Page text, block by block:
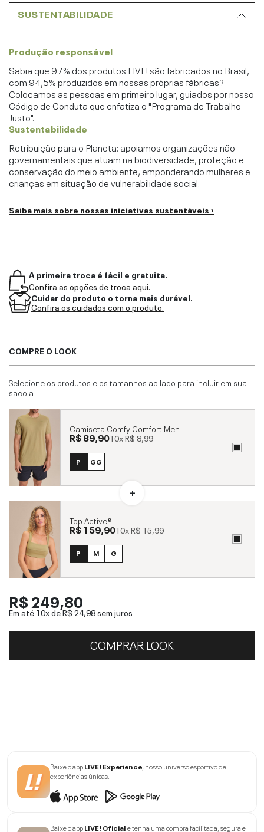
SUSTENTABILIDADE
Produção responsável
Sabia que 97% dos produtos LIVE! são fabricados no Brasil,
com 94,5% produzidos em nossas próprias fábricas?
Colocamos as pessoas em primeiro lugar, guiados por nosso
Código de Conduta que enfatiza o "Programa de Trabalho
Justo".
Sustentabilidade
Retribuição para o Planeta: apoiamos organizações não
governamentais que atuam na biodiversidade, proteção e
conservação do meio ambiente, emponderando mulheres e
crianças em situação de vulnerabilidade social.
Saiba mais sobre nossas iniciativas sustentáveis ›
A primeira troca é fácil e gratuita.
Confira as opções de troca aqui.
Cuidar do produto o torna mais durável.
Confira os cuidados com o produto.
COMPRE O LOOK
Selecione os produtos e os tamanhos ao lado para incluir em sua
sacola.
Camiseta Comfy Comfort Men
R$ 89,9010xR$ 8,99
P GG
Top Active®
R$ 159,9010xR$ 15,99
P M G
R$ 249,80
Em até 10x deR$ 24,98sem juros
COMPRAR LOOK
Baixe o appLIVE! Experience , nosso universo esportivo de
experiências únicas.
Baixe o appLIVE! Oficiale tenha uma compra facilitada, segura e